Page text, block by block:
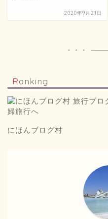
2020年9月21日
Ranking
にほんブログ村